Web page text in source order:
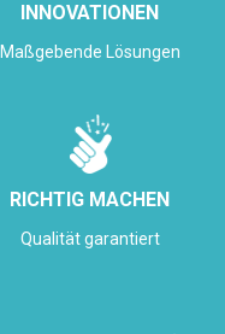
INNOVATIONEN
Maßgebende Lösungen
RICHTIG MACHEN
Qualität garantiert